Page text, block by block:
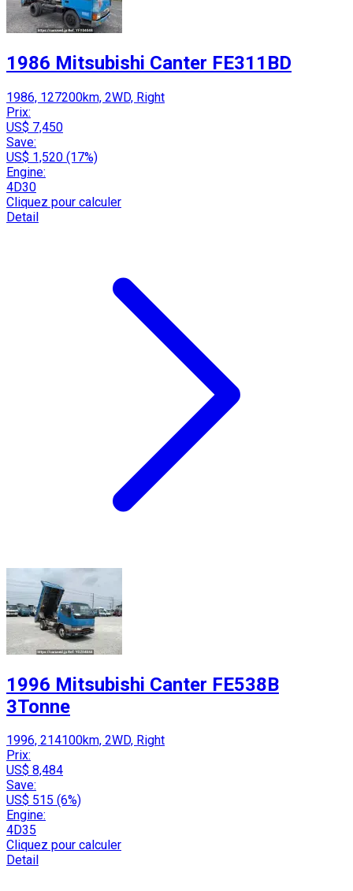
1986 Mitsubishi Canter FE311BD
1986, 127200km, 2WD, Right
Prix:
US$ 7,450
Save:
US$ 1,520 (17%)
Engine:
4D30
Cliquez pour calculer
Detail
1996 Mitsubishi Canter FE538B
3Tonne
1996, 214100km, 2WD, Right
Prix:
US$ 8,484
Save:
US$ 515 (6%)
Engine:
4D35
Cliquez pour calculer
Detail